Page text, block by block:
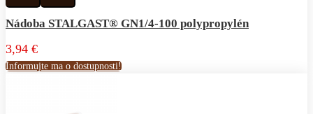
k
do
Nádoba STALGAST® GN1/4-100 polypropylén
3,94 €
Informujte ma o dostupnosti!